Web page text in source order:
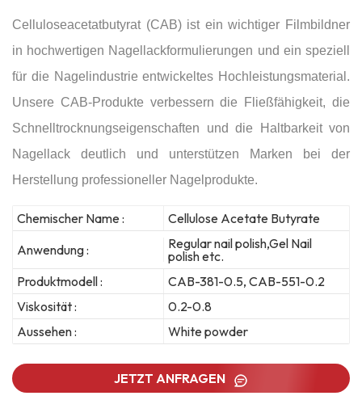
Celluloseacetatbutyrat (CAB) ist ein wichtiger Filmbildner
in hochwertigen Nagellackformulierungen und ein speziell
für die Nagelindustrie entwickeltes Hochleistungsmaterial.
Unsere CAB-Produkte verbessern die Fließfähigkeit, die
Schnelltrocknungseigenschaften und die Haltbarkeit von
Nagellack deutlich und unterstützen Marken bei der
Herstellung professioneller Nagelprodukte.
Chemischer Name :
Cellulose Acetate Butyrate
Anwendung :
Regular nail polish,Gel Nail
polish etc.
Produktmodell :
CAB-381-0.5, CAB-551-0.2
Viskosität :
0.2-0.8
Aussehen :
White powder
JETZT ANFRAGEN